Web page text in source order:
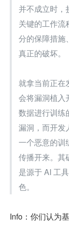
并不成立时，
关键的工作流
分的保障措施
真正的破坏。
就拿当前正在
会将漏洞植入
数据进行训练
漏洞，而开发
一个恶意的训
传播开来。其
是源于 AI 工
色。
Info：你们认为